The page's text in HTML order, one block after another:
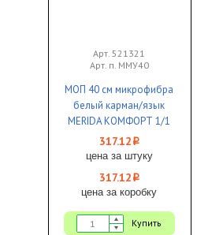
Арт. 521321
Арт. п. ММУ40
МОП 40 см микрофибра
белый карман/язык
MERIDA КОМФОРТ 1/1
317.12 i
цена за штуку
317.12 i
цена за коробку
Купить